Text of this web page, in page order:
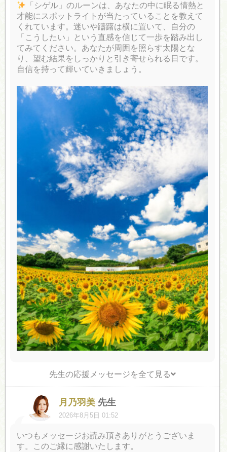
「シゲル」のルーンは、あなたの中に眠る情熱と
才能にスポットライトが当たっていることを教えて
くれています。迷いや躊躇は横に置いて、自分の
「こうしたい」という直感を信じて一歩を踏み出し
てみてください。あなたが周囲を照らす太陽とな
り、望む結果をしっかりと引き寄せられる日です。
自信を持って輝いていきましょう。
先生の応援メッセージを全て見る
月乃羽美 先生
2026年8月5日 01:52
いつもメッセージお読み頂きありがとうございま
す。このご縁に感謝いたします。